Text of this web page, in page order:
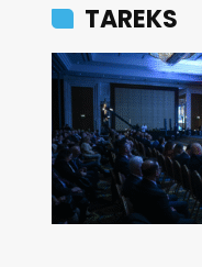
TAREKS